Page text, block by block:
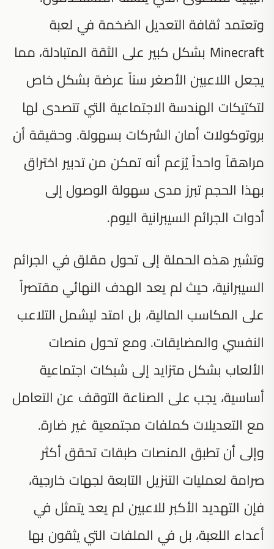
وتعتمد ثقافة التعديل الضخمة في لعبة
Minecraft بشكل كبير على الثقة المتبادلة، مما
يجعل اللاعبين الأصغر سناً عرضة بشكل خاص
لتكتيكات الهندسة الاجتماعية التي تتصدى لها
بروتوكولات أمان الشركات بسهولة. وحقيقة أن
مراهقاً واحداً يُزعم أنه تمكن من تدبير اختراق
بهذا الحجم تبرز مدى سهولة الوصول إلى
أدوات الجرائم السيبرانية اليوم.
وتشير هذه الحملة إلى تحول مقلق في الجرائم
السيبرانية، حيث لم يعد الهدف النهائي مقتصراً
على المكاسب المالية، بل امتد ليشمل التلاعب
النفسي والمضايقات. ومع تحول منصات
الألعاب بشكل متزايد إلى شبكات اجتماعية
أساسية، يجب على الصناعة التوقف عن التعامل
مع التعديلات كملفات مجتمعية غير ضارة.
وإلى أن تطبق المنصات طبقات تحقق أكثر
صرامة لعمليات التنزيل التابعة لجهات خارجية،
فإن التهديد الأكبر للاعبين لم يعد يتمثل في
أعداء اللعبة، بل في الملفات التي يثقون بها